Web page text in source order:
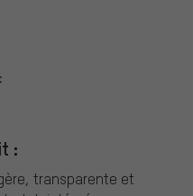
:
transparente et